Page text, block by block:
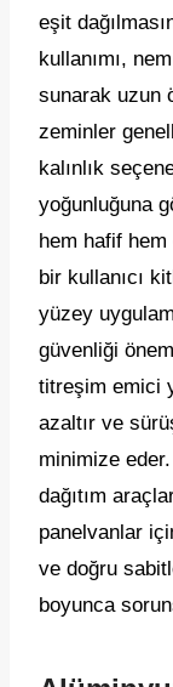
eşit
kullanımı,
sunarak uzun
zeminler
kalınlık
yoğunluğuna
hem hafif
bir kullanıcı
yüzey
güvenliği
titreşim emici
azaltır ve
minimize
dağıtım
panelvanlar
ve doğru
boyunca